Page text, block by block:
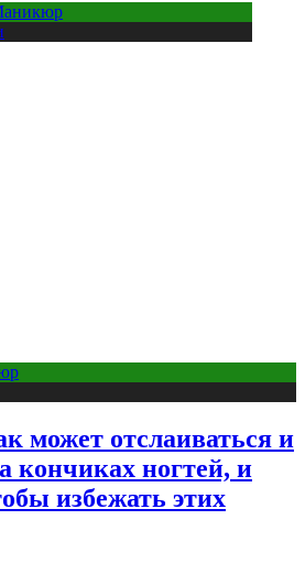
может отслаиваться и
кончиках ногтей, и
избежать этих